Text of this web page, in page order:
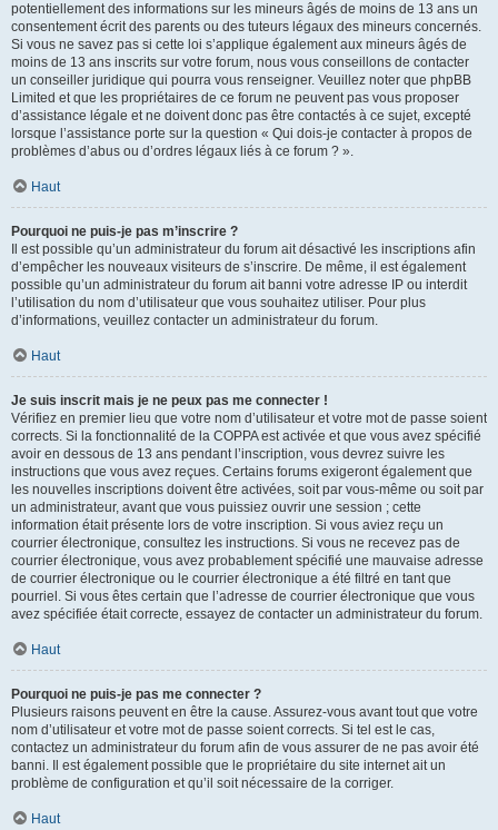
potentiellement des informations sur les mineurs âgés de moins de 13 ans un
consentement écrit des parents ou des tuteurs légaux des mineurs concernés.
Si vous ne savez pas si cette loi s’applique également aux mineurs âgés de
moins de 13 ans inscrits sur votre forum, nous vous conseillons de contacter
un conseiller juridique qui pourra vous renseigner. Veuillez noter que phpBB
Limited et que les propriétaires de ce forum ne peuvent pas vous proposer
d’assistance légale et ne doivent donc pas être contactés à ce sujet, excepté
lorsque l’assistance porte sur la question « Qui dois-je contacter à propos de
problèmes d’abus ou d’ordres légaux liés à ce forum ? ».
Haut
Pourquoi ne puis-je pas m’inscrire ?
Il est possible qu’un administrateur du forum ait désactivé les inscriptions afin
d’empêcher les nouveaux visiteurs de s’inscrire. De même, il est également
possible qu’un administrateur du forum ait banni votre adresse IP ou interdit
l’utilisation du nom d’utilisateur que vous souhaitez utiliser. Pour plus
d’informations, veuillez contacter un administrateur du forum.
Haut
Je suis inscrit mais je ne peux pas me connecter !
Vérifiez en premier lieu que votre nom d’utilisateur et votre mot de passe soient
corrects. Si la fonctionnalité de la COPPA est activée et que vous avez spécifié
avoir en dessous de 13 ans pendant l’inscription, vous devrez suivre les
instructions que vous avez reçues. Certains forums exigeront également que
les nouvelles inscriptions doivent être activées, soit par vous-même ou soit par
un administrateur, avant que vous puissiez ouvrir une session ; cette
information était présente lors de votre inscription. Si vous aviez reçu un
courrier électronique, consultez les instructions. Si vous ne recevez pas de
courrier électronique, vous avez probablement spécifié une mauvaise adresse
de courrier électronique ou le courrier électronique a été filtré en tant que
pourriel. Si vous êtes certain que l’adresse de courrier électronique que vous
avez spécifiée était correcte, essayez de contacter un administrateur du forum.
Haut
Pourquoi ne puis-je pas me connecter ?
Plusieurs raisons peuvent en être la cause. Assurez-vous avant tout que votre
nom d’utilisateur et votre mot de passe soient corrects. Si tel est le cas,
contactez un administrateur du forum afin de vous assurer de ne pas avoir été
banni. Il est également possible que le propriétaire du site internet ait un
problème de configuration et qu’il soit nécessaire de la corriger.
Haut